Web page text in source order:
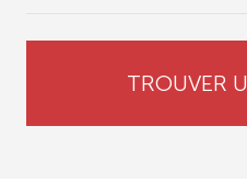
TROUVER